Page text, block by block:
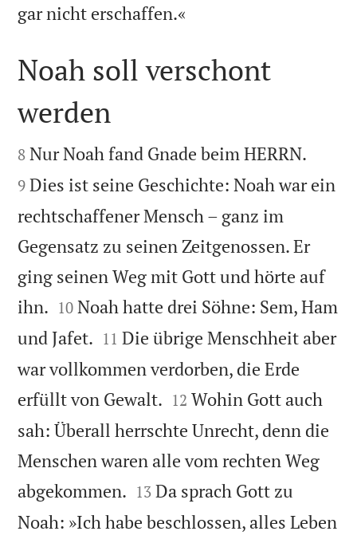
gar nicht erschaffen.«

Noah soll verschont
werden

8 Nur Noah fand Gnade beim HERRN.
9 Dies ist seine Geschichte: Noah war ein
rechtschaffener Mensch – ganz im
Gegensatz zu seinen Zeitgenossen. Er
ging seinen Weg mit Gott und hörte auf
ihn. 

10 Noah hatte drei Söhne: Sem, Ham
und Jafet. 

11 Die übrige Menschheit aber
war vollkommen verdorben, die Erde
erfüllt von Gewalt. 

12 Wohin Gott auch
sah: Überall herrschte Unrecht, denn die
Menschen waren alle vom rechten Weg
abgekommen. 

13 Da sprach Gott zu
Noah: »Ich habe beschlossen, alles Leben